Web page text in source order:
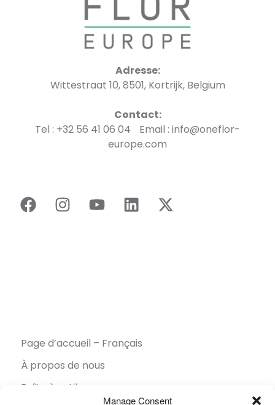
Manage Consent
Adresse:
Wittestraat 10, 8501, Kortrijk, Belgium
Contact:
Tel : +32 56 41 06 04 Email : info@oneflor-
europe.com
Page d’accueil – Français
À propos de nous
Boîte à outils